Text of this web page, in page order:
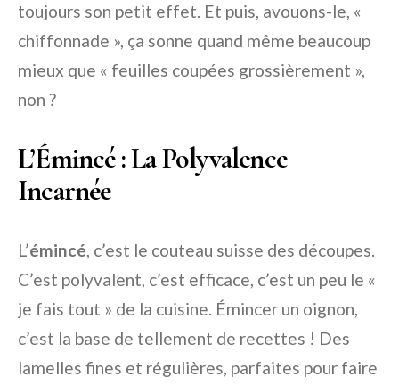
toujours son petit effet. Et puis, avouons-le, «
chiffonnade », ça sonne quand même beaucoup
mieux que « feuilles coupées grossièrement »,
non ?
L’Émincé : La Polyvalence
Incarnée
L’émincé, c’est le couteau suisse des découpes.
C’est polyvalent, c’est efficace, c’est un peu le «
je fais tout » de la cuisine. Émincer un oignon,
c’est la base de tellement de recettes ! Des
lamelles fines et régulières, parfaites pour faire